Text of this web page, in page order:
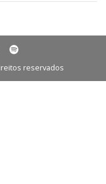
reservados